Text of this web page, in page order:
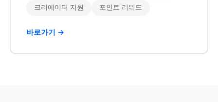
크리에이터 지원 포인트 리워드
바로가기 →